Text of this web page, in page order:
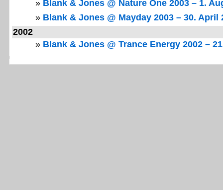
» Blank & Jones @ Nature One 2003 – 1.
» Blank & Jones @ Mayday 2003 – 30. April
2002
» Blank & Jones @ Trance Energy 2002 –